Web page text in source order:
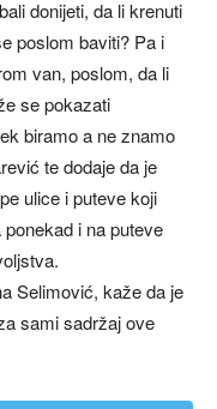
donijeti, da li krenuti
poslom baviti? Pa i
van, poslom, da li
se pokazati
biramo a ne znamo
te dodaje da je
ulice i puteve koji
i na puteve
Selimović, kaže da je
sami sadržaj ove